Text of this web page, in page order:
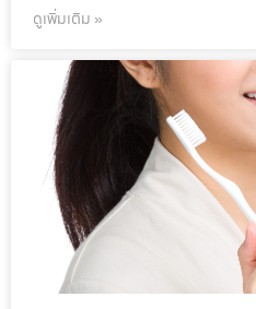
ดูเพิ่มเติม »